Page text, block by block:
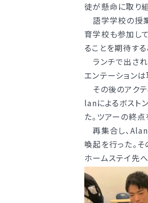
お問い合わ
徒が懸命に取り
語学学校の授
育学校も参加し
ることを期待す
ランチで出さ
エンテーション
その後のアクテ
lanによるボスト
た。ツアーの終
再集合し、
喚起を行った。
ホームステイ先